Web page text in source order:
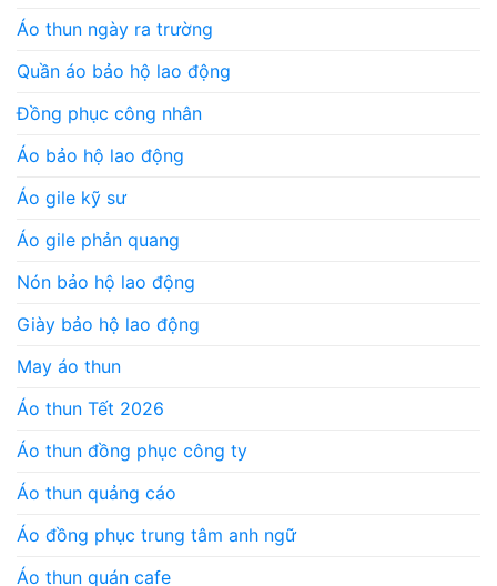
Áo thun ngày ra trường
Quần áo bảo hộ lao động
Đồng phục công nhân
Áo bảo hộ lao động
Áo gile kỹ sư
Áo gile phản quang
Nón bảo hộ lao động
Giày bảo hộ lao động
May áo thun
Áo thun Tết 2026
Áo thun đồng phục công ty
Áo thun quảng cáo
Áo đồng phục trung tâm anh ngữ
Áo thun quán cafe